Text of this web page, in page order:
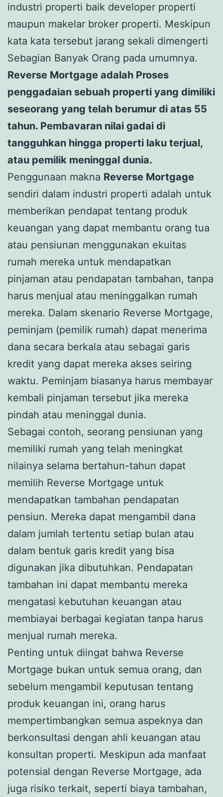
industri properti baik developer properti
maupun makelar broker properti. Meskipun
kata kata tersebut jarang sekali dimengerti
Sebagian Banyak Orang pada umumnya.
Reverse Mortgage adalah Proses
penggadaian sebuah properti yang dimiliki
seseorang yang telah berumur di atas 55
tahun. Pembavaran nilai gadai di
tangguhkan hingga properti laku terjual,
atau pemilik meninggal dunia.
Penggunaan makna Reverse Mortgage
sendiri dalam industri properti adalah untuk
memberikan pendapat tentang produk
keuangan yang dapat membantu orang tua
atau pensiunan menggunakan ekuitas
rumah mereka untuk mendapatkan
pinjaman atau pendapatan tambahan, tanpa
harus menjual atau meninggalkan rumah
mereka. Dalam skenario Reverse Mortgage,
peminjam (pemilik rumah) dapat menerima
dana secara berkala atau sebagai garis
kredit yang dapat mereka akses seiring
waktu. Peminjam biasanya harus membayar
kembali pinjaman tersebut jika mereka
pindah atau meninggal dunia.
Sebagai contoh, seorang pensiunan yang
memiliki rumah yang telah meningkat
nilainya selama bertahun-tahun dapat
memilih Reverse Mortgage untuk
mendapatkan tambahan pendapatan
pensiun. Mereka dapat mengambil dana
dalam jumlah tertentu setiap bulan atau
dalam bentuk garis kredit yang bisa
digunakan jika dibutuhkan. Pendapatan
tambahan ini dapat membantu mereka
mengatasi kebutuhan keuangan atau
membiayai berbagai kegiatan tanpa harus
menjual rumah mereka.
Penting untuk diingat bahwa Reverse
Mortgage bukan untuk semua orang, dan
sebelum mengambil keputusan tentang
produk keuangan ini, orang harus
mempertimbangkan semua aspeknya dan
berkonsultasi dengan ahli keuangan atau
konsultan properti. Meskipun ada manfaat
potensial dengan Reverse Mortgage, ada
juga risiko terkait, seperti biaya tambahan,